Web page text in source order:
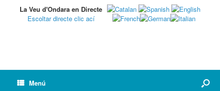
La Veu d'Ondara en Directe
Escoltar directe clic ací
Menú